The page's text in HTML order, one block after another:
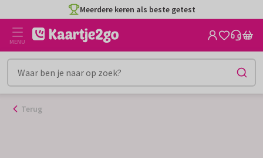
naar
inhoud
Meerdere keren als beste getest
MENU
Terug